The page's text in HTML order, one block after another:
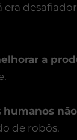
era
a
humanos
de robôs.